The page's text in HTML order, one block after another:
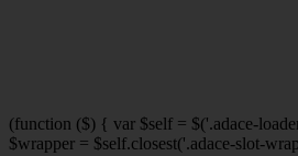
(function ($) { var $self = $('.adace-
$wrapper = $self.closest('.adace-slot-